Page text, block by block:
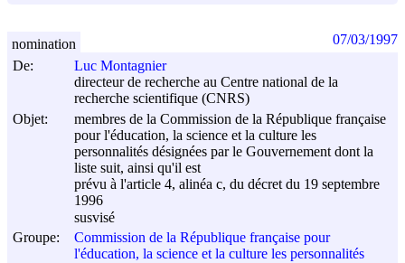
De:
Luc Montagnier
directeur de recherche au Centre national de la
recherche scientifique (CNRS)
Objet:
membres de la Commission de la République française
pour l'éducation, la science et la culture les
personnalités désignées par le Gouvernement dont la
liste suit, ainsi qu'il est
prévu à l'article 4, alinéa c, du décret du 19 septembre
1996
susvisé
Groupe:
Commission de la République française pour
l'éducation, la science et la culture les personnalités
nomination 07/03/1997